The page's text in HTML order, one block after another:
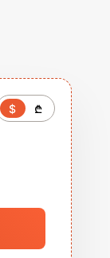
$ ₾